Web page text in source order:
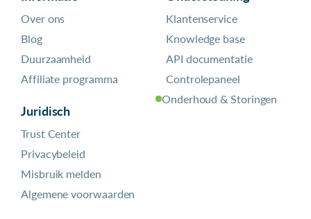
Over ons
Blog
Duurzaamheid
Affiliate programma
Juridisch
Trust Center
Privacybeleid
Misbruik melden
Algemene voorwaarden
Klantenservice
Knowledge base
API documentatie
Controlepaneel
Onderhoud & Storingen